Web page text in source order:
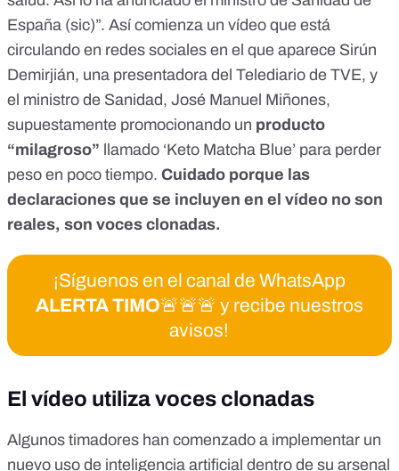
España (sic)”. Así comienza un vídeo que está
circulando en redes sociales en el que aparece Sirún
Demirjián, una presentadora del Telediario de TVE, y
el ministro de Sanidad, José Manuel Miñones,
supuestamente promocionando un producto
“milagroso” llamado ‘Keto Matcha Blue’ para perder
peso en poco tiempo. Cuidado porque las
declaraciones que se incluyen en el vídeo no son
reales, son voces clonadas.
¡Síguenos en el canal de WhatsApp
ALERTA TIMO🚨🚨🚨 y recibe nuestros
avisos!
El vídeo utiliza voces clonadas
Algunos timadores han comenzado a implementar un
nuevo uso de inteligencia artificial dentro de su arsenal